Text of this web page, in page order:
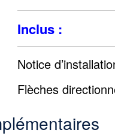
Inclus :
Notice
Flèches